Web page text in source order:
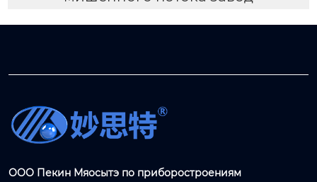
ООО Пекин Мяосытэ по приборостроениям